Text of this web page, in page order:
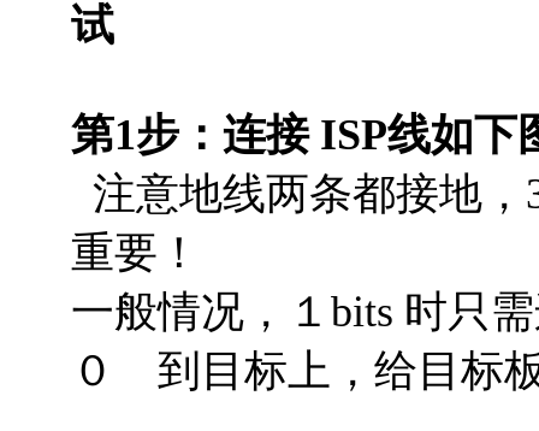
试
第1步：连接 ISP线如
注意地线两条都接地
重要！
一般情况，１bits 时只
０ 到目标上，给目标